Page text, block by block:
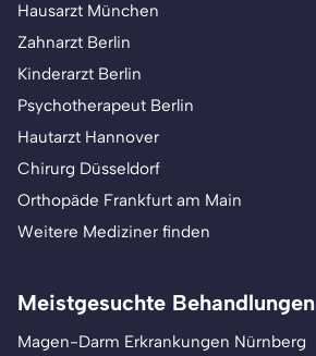
Hausarzt München
Zahnarzt Berlin
Kinderarzt Berlin
Psychotherapeut Berlin
Hautarzt Hannover
Chirurg Düsseldorf
Orthopäde Frankfurt am Main
Weitere Mediziner finden
Meistgesuchte Behandlungen
Magen-Darm Erkrankungen Nürnberg